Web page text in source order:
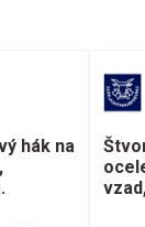
hák na